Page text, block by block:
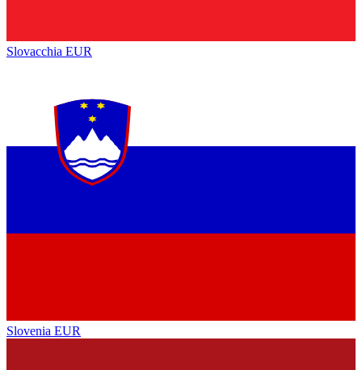
Slovacchia EUR
Slovenia EUR